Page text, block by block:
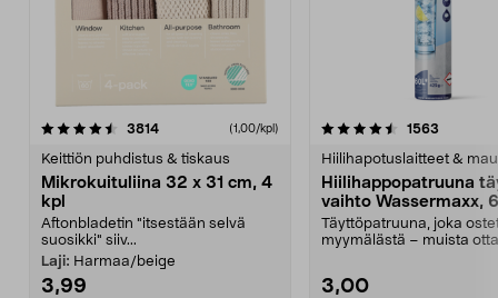
3814arvostelut (1,00/kpl)
Keittiön puhdistus & tiskaus
Mikrokuituliina 32 x 31 cm, 4
kpl
Aftonbladetin "itsestään selvä
suosikki" siiv...
Laji: Harmaa/beige
3,99
4.5viidestä
1563
Hiilihapotuslaitteet &
Hiilihappopatruuna
vaihto Wassermaxx,
Täyttöpatruuna, joka
myymälästä – muista
3,00
4.5viidestä